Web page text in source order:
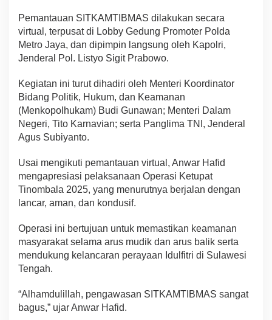
Pemantauan SITKAMTIBMAS dilakukan secara
virtual, terpusat di Lobby Gedung Promoter Polda
Metro Jaya, dan dipimpin langsung oleh Kapolri,
Jenderal Pol. Listyo Sigit Prabowo.
Kegiatan ini turut dihadiri oleh Menteri Koordinator
Bidang Politik, Hukum, dan Keamanan
(Menkopolhukam) Budi Gunawan; Menteri Dalam
Negeri, Tito Karnavian; serta Panglima TNI, Jenderal
Agus Subiyanto.
Usai mengikuti pemantauan virtual, Anwar Hafid
mengapresiasi pelaksanaan Operasi Ketupat
Tinombala 2025, yang menurutnya berjalan dengan
lancar, aman, dan kondusif.
Operasi ini bertujuan untuk memastikan keamanan
masyarakat selama arus mudik dan arus balik serta
mendukung kelancaran perayaan Idulfitri di Sulawesi
Tengah.
“Alhamdulillah, pengawasan SITKAMTIBMAS sangat
bagus,” ujar Anwar Hafid.